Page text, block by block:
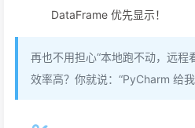
DataFrame 优先显示！
再也不用担心“本地跑不动，远程
效率高？你就说：“PyCharm 给